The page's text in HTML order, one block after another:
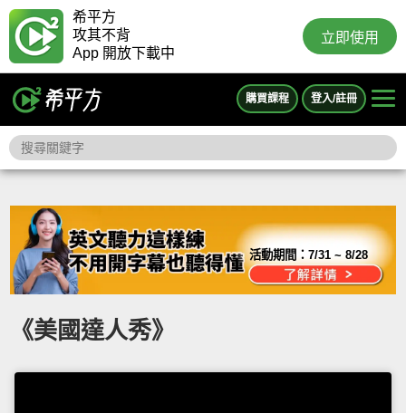
希平方
攻其不背
App 開放下載中
立即使用
購買課程 登入/註冊
活動期間：7/31 ~ 8/28
《美國達人秀》